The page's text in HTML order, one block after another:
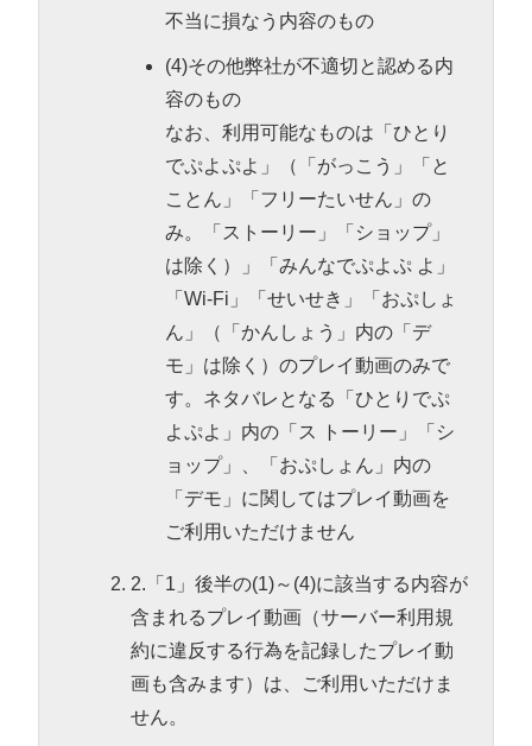
不当に損なう内容のもの
(4)その他弊社が不適切と認める内
容のもの
なお、利用可能なものは「ひとり
でぷよぷよ」（「がっこう」「と
ことん」「フリーたいせん」の
み。「ストーリー」「ショップ」
は除く）」「みんなでぷよぷ よ」
「Wi-Fi」「せいせき」「おぷしょ
ん」（「かんしょう」内の「デ
モ」は除く）のプレイ動画のみで
す。ネタバレとなる「ひとりでぷ
よぷよ」内の「ス トーリー」「シ
ョップ」、「おぷしょん」内の
「デモ」に関してはプレイ動画を
ご利用いただけません
2.「1」後半の(1)～(4)に該当する内容が
含まれるプレイ動画（サーバー利用規
約に違反する行為を記録したプレイ動
画も含みます）は、ご利用いただけま
せん。